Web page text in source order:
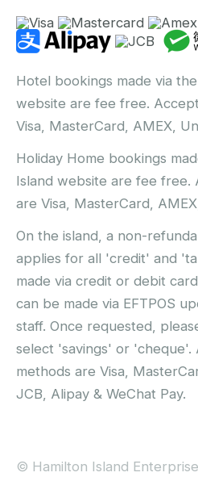
Hotel bookings made via
website are fee free.
Visa, MasterCard, AMEX,
Holiday Home bookings
Island website are fee free.
are Visa, MasterCard,
On the island, a non-
applies for all 'credit' and
made via credit or debit
can be made via EFTPOS
staff. Once requested,
select 'savings' or 'cheque'.
methods are Visa,
JCB, Alipay & WeChat Pay.
© Hamilton Island